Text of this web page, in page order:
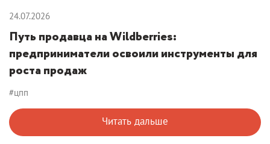
24.07.2026
Путь продавца на Wildberries:
предприниматели освоили инструменты для
роста продаж
#цпп
Читать дальше